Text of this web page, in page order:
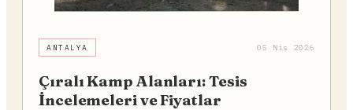
ANTALYA 05 Nis 2026
Çıralı Kamp Alanları: Tesis
İncelemeleri ve Fiyatlar